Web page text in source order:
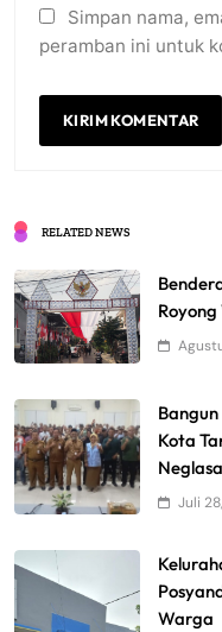
Simpan nama,
peramban ini untuk
RELATED NEWS
Kota
Juli
Warga